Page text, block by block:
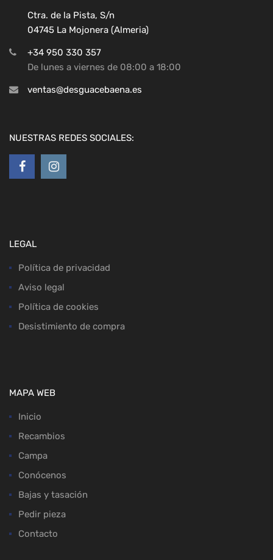
Ctra. de la Pista, S/n
04745 La Mojonera (Almeria)
+34 950 330 357
De lunes a viernes de 08:00 a 18:00
ventas@desguacebaena.es
NUESTRAS REDES SOCIALES:
LEGAL
Política de privacidad
Aviso legal
Política de cookies
Desistimiento de compra
MAPA WEB
Inicio
Recambios
Campa
Conócenos
Bajas y tasación
Pedir pieza
Contacto